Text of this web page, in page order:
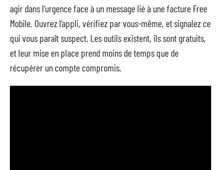
agir dans l’urgence face à un message lié à une facture Free
Mobile. Ouvrez l’appli, vérifiez par vous-même, et signalez ce
qui vous paraît suspect. Les outils existent, ils sont gratuits,
et leur mise en place prend moins de temps que de
récupérer un compte compromis.